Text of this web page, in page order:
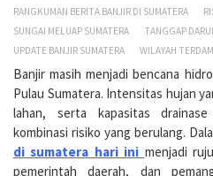
RANGKUMAN BERITA BANJIR DI SUMATERA
SUNGAI MELUAP SUMATERA
TANGGAP
UPDATE BANJIR SUMATERA
WILAYAH
Banjir masih menjadi bencana
Pulau Sumatera. Intensitas hujan
lahan, serta kapasitas
kombinasi risiko yang berulang.
di sumatera hari ini menjadi
pemerintah daerah, dan